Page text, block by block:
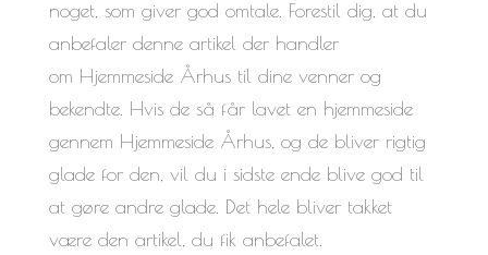
noget, som giver god omtale. Forestil dig, at du
anbefaler denne artikel der handler
om Hjemmeside Århus til dine venner og
bekendte. Hvis de så får lavet en hjemmeside
gennem Hjemmeside Århus, og de bliver rigtig
glade for den, vil du i sidste ende blive god til
at gøre andre glade. Det hele bliver takket
være den artikel, du fik anbefalet.